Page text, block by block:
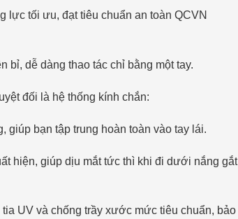
lực tối ưu, đạt tiêu chuẩn an toàn QCVN
bỉ, dễ dàng thao tác chỉ bằng một tay.
đối là hệ thống kính chắn:
giúp bạn tập trung hoàn toàn vào tay lái.
hiện, giúp dịu mắt tức thì khi đi dưới nắng gắt
UV và chống trầy xước mức tiêu chuẩn, bảo